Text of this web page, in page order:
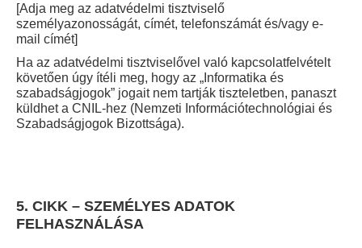
[Adja meg az adatvédelmi tisztviselő
személyazonosságát, címét, telefonszámát és/vagy e-
mail címét]
Ha az adatvédelmi tisztviselővel való kapcsolatfelvételt
követően úgy ítéli meg, hogy az „Informatika és
szabadságjogok” jogait nem tartják tiszteletben, panaszt
küldhet a CNIL-hez (Nemzeti Információtechnológiai és
Szabadságjogok Bizottsága).
5. CIKK – SZEMÉLYES ADATOK
FELHASZNÁLÁSA